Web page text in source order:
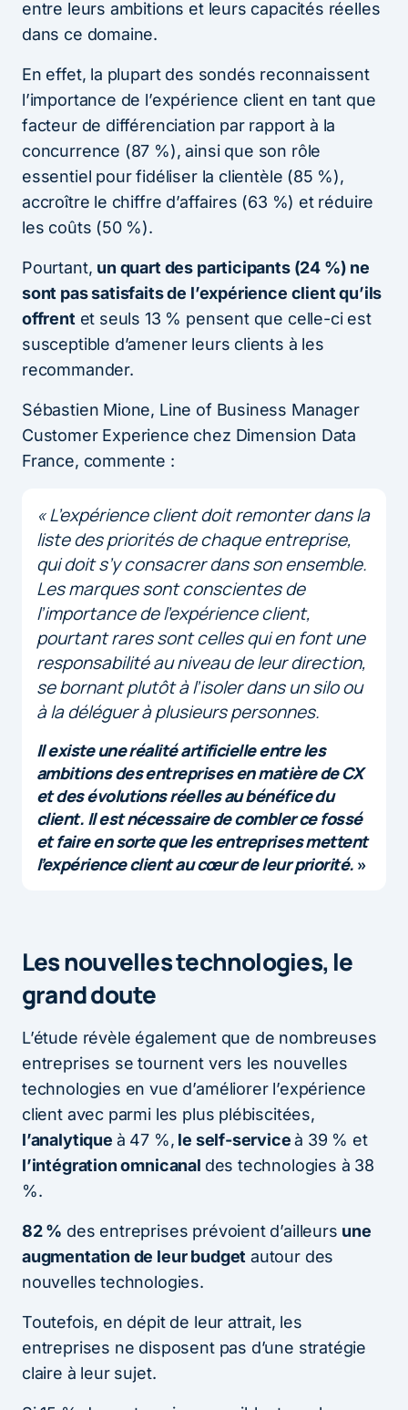
entre leurs ambitions et leurs capacités réelles
dans ce domaine.
En effet, la plupart des sondés reconnaissent
l’importance de l’expérience client en tant que
facteur de différenciation par rapport à la
concurrence (87 %), ainsi que son rôle
essentiel pour fidéliser la clientèle (85 %),
accroître le chiffre d’affaires (63 %) et réduire
les coûts (50 %).
Pourtant, un quart des participants (24 %) ne
sont pas satisfaits de l’expérience client qu’ils
offrent et seuls 13 % pensent que celle-ci est
susceptible d’amener leurs clients à les
recommander.
Sébastien Mione, Line of Business Manager
Customer Experience chez Dimension Data
France, commente :
«L’expérience client doit remonter dans la
liste des priorités de chaque entreprise,
qui doit s’y consacrer dans son ensemble.
Les marques sont conscientes de
l’importance de l’expérience client,
pourtant rares sont celles qui en font une
responsabilité au niveau de leur direction,
se bornant plutôt à l’isoler dans un silo ou
à la déléguer à plusieurs personnes.
Il existe une réalité artificielle entre les
ambitions des entreprises en matière de CX
et des évolutions réelles au bénéfice du
client. Il est nécessaire de combler ce fossé
et faire en sorte que les entreprises mettent
l’expérience client au cœur de leur priorité. »
Les nouvelles technologies, le
grand doute
L’étude révèle également que de nombreuses
entreprises se tournent vers les nouvelles
technologies en vue d’améliorer l’expérience
client avec parmi les plus plébiscitées,
l’analytique à 47 %, le self-serviceà 39 % et
l’intégration omnicanal des technologies à 38
%.
82 % des entreprises prévoient d’ailleurs une
augmentation de leur budget autour des
nouvelles technologies.
Toutefois, en dépit de leur attrait, les
entreprises ne disposent pas d’une stratégie
claire à leur sujet.